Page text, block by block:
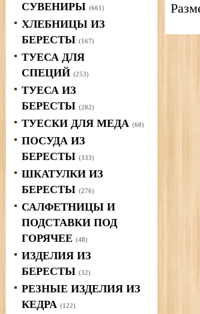
СУВЕНИРЫ (661)
ХЛЕБНИЦЫ ИЗ
БЕРЕСТЫ (167)
ТУЕСА ДЛЯ
СПЕЦИЙ (253)
ТУЕСА ИЗ
БЕРЕСТЫ (282)
ТУЕСКИ ДЛЯ МЕДА (60)
ПОСУДА ИЗ
БЕРЕСТЫ (333)
ШКАТУЛКИ ИЗ
БЕРЕСТЫ (276)
САЛФЕТНИЦЫ И
ПОДСТАВКИ ПОД
ГОРЯЧЕЕ (48)
ИЗДЕЛИЯ ИЗ
БЕРЕСТЫ (32)
РЕЗНЫЕ ИЗДЕЛИЯ ИЗ
КЕДРА (122)